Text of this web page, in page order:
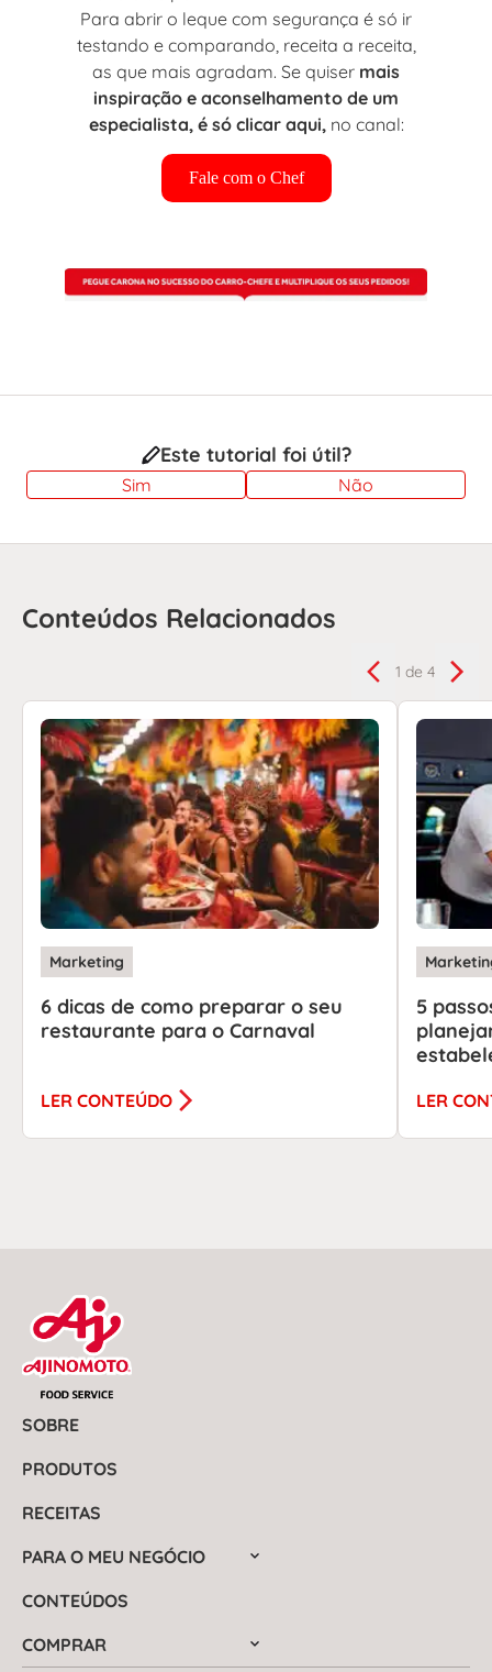
Para abrir o leque com segurança é só ir
testando e comparando, receita a receita,
as que mais agradam. Se quiser mais
inspiração e aconselhamento de um
especialista, é só clicar aqui, no canal:
Fale com o Chef
Este tutorial foi útil?
Sim Não
Conteúdos Relacionados
1 de 4
Marketing
6 dicas de como preparar o seu
restaurante para o Carnaval
LER CONTEÚDO
5
LER
SOBRE
PRODUTOS
RECEITAS
PARA O MEU NEGÓCIO
CONTEÚDOS
COMPRAR